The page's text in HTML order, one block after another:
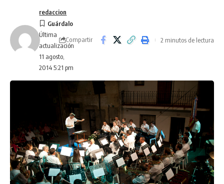
Última
actualización
11 agosto,
2014 5:21 pm
redaccion
Compartir 2 minutos de lectura